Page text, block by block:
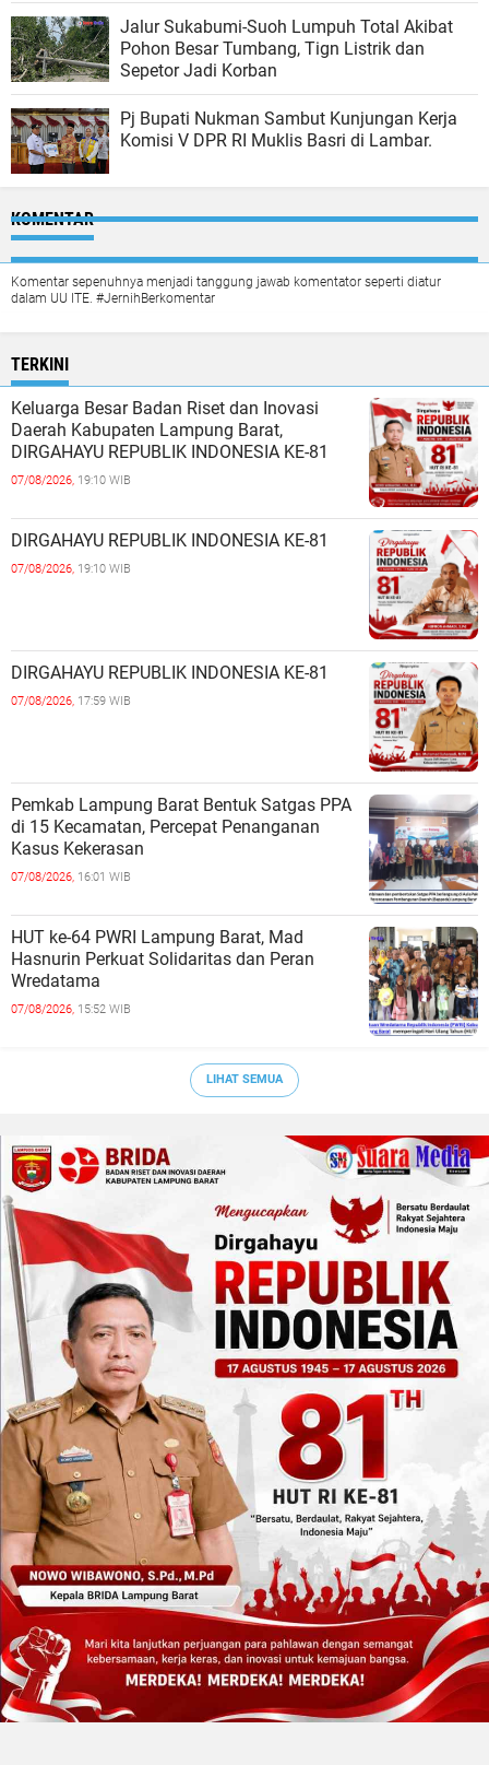
Jalur Sukabumi-Suoh Lumpuh Total Akibat
Pohon Besar Tumbang, Tign Listrik dan
Sepetor Jadi Korban
Pj Bupati Nukman Sambut Kunjungan Kerja
Komisi V DPR RI Muklis Basri di Lambar.
KOMENTAR
Komentar sepenuhnya menjadi tanggung jawab komentator seperti diatur
dalam UU ITE. #JernihBerkomentar
TERKINI
Keluarga Besar Badan Riset dan Inovasi
Daerah Kabupaten Lampung Barat,
DIRGAHAYU REPUBLIK INDONESIA KE-81
07/08/2026, 19:10 WIB
DIRGAHAYU REPUBLIK INDONESIA KE-81
07/08/2026, 19:10 WIB
DIRGAHAYU REPUBLIK INDONESIA KE-81
07/08/2026, 17:59 WIB
Pemkab Lampung Barat Bentuk Satgas PPA
di 15 Kecamatan, Percepat Penanganan
Kasus Kekerasan
07/08/2026, 16:01 WIB
HUT ke-64 PWRI Lampung Barat, Mad
Hasnurin Perkuat Solidaritas dan Peran
Wredatama
07/08/2026, 15:52 WIB
LIHAT SEMUA